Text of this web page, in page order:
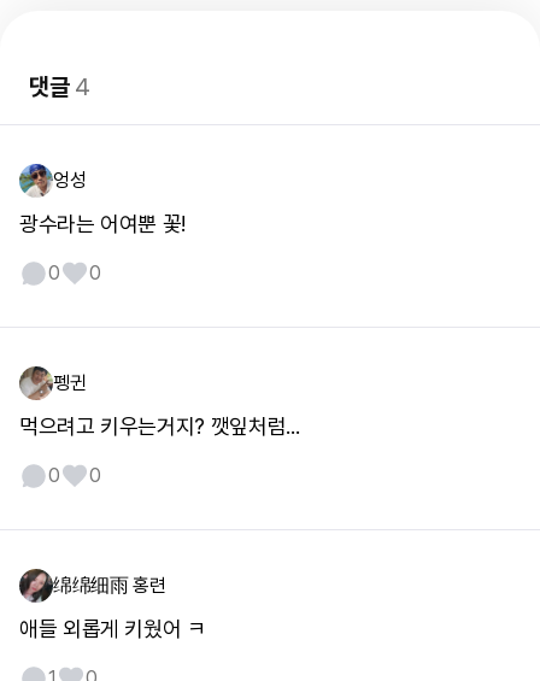
댓글4
엉성
광수라는 어여뿐 꽃!
0 0
펭귄
먹으려고 키우는거지? 깻잎처럼...
0 0
绵绵细雨 홍련
애들 외롭게 키웠어 ㅋ